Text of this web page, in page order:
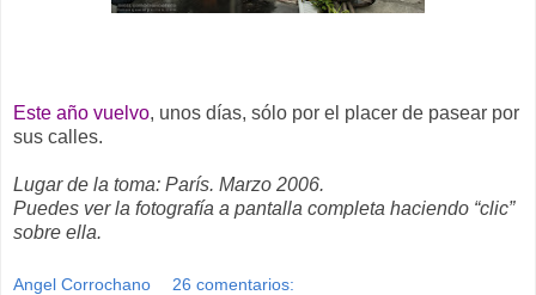
Este año vuelvo, unos días, sólo por el placer de pasear por
sus calles.
Lugar de la toma: París. Marzo 2006.
Puedes ver la fotografía a pantalla completa haciendo “clic”
sobre ella.
Angel Corrochano 26 comentarios: